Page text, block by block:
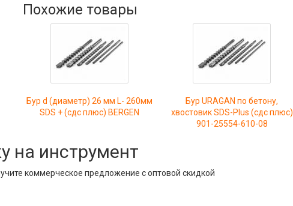
Похожие товары
Бур d (диаметр) 26 мм L- 260мм
SDS + (сдс плюс) BERGEN
Бур URAGAN по бетону,
хвостовик SDS-Plus (сдс плюс)
901-25554-610-08
на инструмент
коммерческое предложение с оптовой скидкой